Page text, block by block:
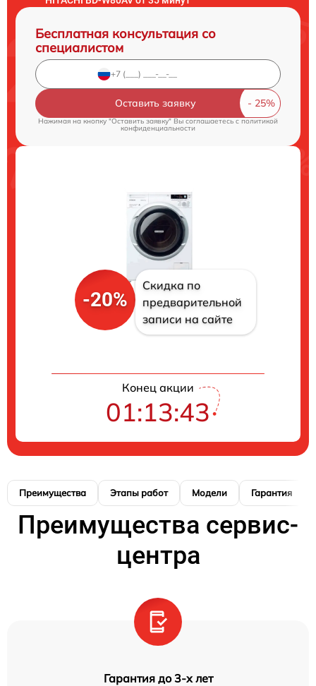
Бесплатная консультация со
специалистом
Оставить заявку
Нажимая на кнопку "Оставить заявку" Вы соглашаетесь cполитикой
конфиденциальности
-20%
Скидка по
предварительной
записи на сайте
Конец акции
01:13:42
Преимущества Этапы работ Модели Гарантия
Преимущества сервис-
центра
Гарантия до 3-х лет